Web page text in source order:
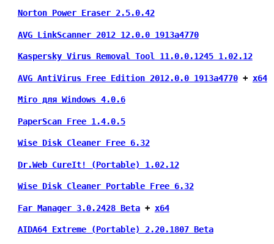
Norton Power Eraser 2.5.0.42
AVG LinkScanner 2012 12.0.0 1913a4770
Kaspersky Virus Removal Tool 11.0.0.1245 1.02.12
AVG AntiVirus Free Edition 2012.0.0 1913a4770 + х64
Miro для Windows 4.0.6
PaperScan Free 1.4.0.5
Wise Disk Cleaner Free 6.32
Dr.Web CureIt! (Portable) 1.02.12
Wise Disk Cleaner Portable Free 6.32
Far Manager 3.0.2428 Beta + х64
AIDA64 Extreme (Portable) 2.20.1807 Beta